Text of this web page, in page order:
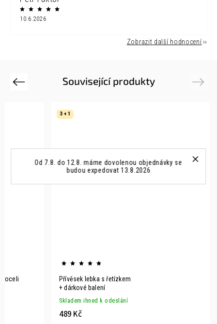
Od 7.8. do 12.8. máme dovolenou objednávky se
budou expedovat 13.8.2026
10.6.2026
Zobrazit další hodnocení
Související produkty
Previous
oceli
3 + 1
Přívěsek lebka s řetízkem
+ dárkové balení
Skladem ihned k odeslání
489 Kč
Next